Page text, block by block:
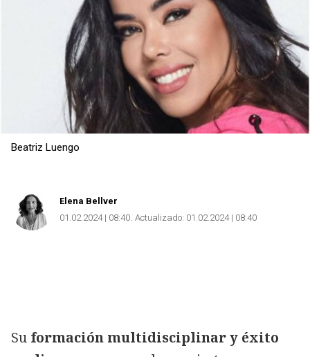
Beatriz Luengo
Elena Bellver
01.02.2024 | 08:40 Actualizado: 01.02.2024 | 08:40
Su formación multidisciplinar y éxito